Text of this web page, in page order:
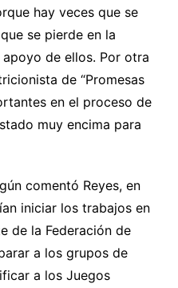
hay veces que se
se pierde en la
de ellos. Por otra
de “Promesas
en el proceso de
muy encima para
comentó Reyes, en
iniciar los trabajos en
de la Federación de
a los grupos de
a los Juegos